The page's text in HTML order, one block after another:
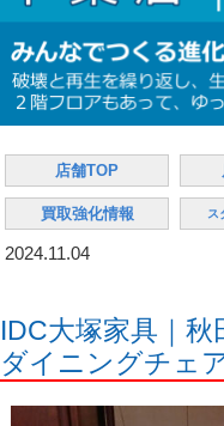
店舗TOP
買取強化情報 ス
2024.11.04
IDC大塚家具｜
ダイニングチェ